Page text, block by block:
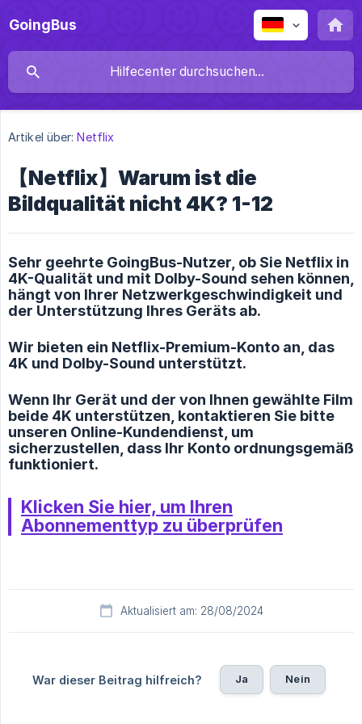
GoingBus
Artikel über: Netflix
【Netflix】Warum ist die
Bildqualität nicht 4K? 1-12
Sehr geehrte GoingBus-Nutzer, ob Sie Netflix in
4K-Qualität und mit Dolby-Sound sehen können,
hängt von Ihrer Netzwerkgeschwindigkeit und
der Unterstützung Ihres Geräts ab.
Wir bieten ein Netflix-Premium-Konto an, das
4K und Dolby-Sound unterstützt.
Wenn Ihr Gerät und der von Ihnen gewählte Film
beide 4K unterstützen, kontaktieren Sie bitte
unseren Online-Kundendienst, um
sicherzustellen, dass Ihr Konto ordnungsgemäß
funktioniert.
Klicken Sie hier, um Ihren
Abonnementtyp zu überprüfen
Aktualisiert am: 28/08/2024
War dieser Beitrag hilfreich? Ja Nein